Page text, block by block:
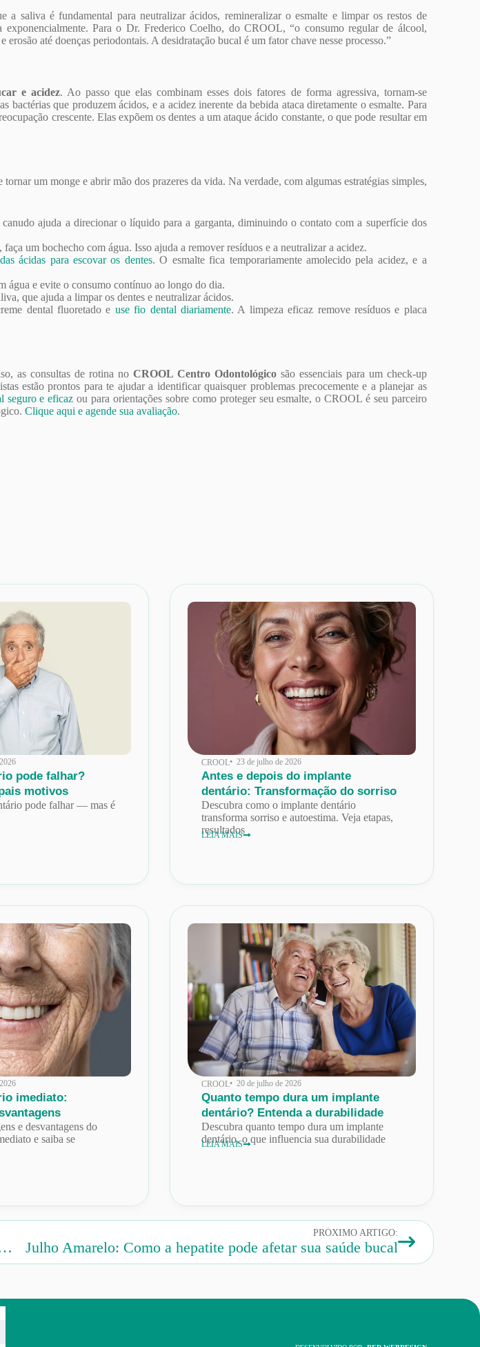
a saliva é fundamental para neutralizar ácidos, remineralizar o esmalte e limpar os restos de
Para o Dr. Frederico Coelho, do CROOL, “o consumo regular de álcool,
até doenças periodontais. A desidratação bucal é um fator chave nesse processo.”
e acidez. Ao passo que elas combinam esses dois fatores de forma agressiva, tornam-se
que produzem ácidos, e a acidez inerente da bebida ataca diretamente o esmalte. Para
crescente. Elas expõem os dentes a um ataque ácido constante, o que pode resultar em
um monge e abrir mão dos prazeres da vida. Na verdade, com algumas estratégias simples,
ajuda a direcionar o líquido para a garganta, diminuindo o contato com a superfície dos
um bochecho com água. Isso ajuda a remover resíduos e a neutralizar a acidez.
ácidas para escovar os dentes. O esmalte fica temporariamente amolecido pela acidez, e a
água e evite o consumo contínuo ao longo do dia.
que ajuda a limpar os dentes e neutralizar ácidos.
dental fluoretado e use fio dental diariamente. A limpeza eficaz remove resíduos e placa
as consultas de rotina no CROOL Centro Odontológicosão essenciais para um check-up
estão prontos para te ajudar a identificar quaisquer problemas precocemente e a planejar as
seguro e eficaz ou para orientações sobre como proteger seu esmalte, o CROOL é seu parceiro
Clique aqui e agende sua avaliação.
pode falhar?
motivos
pode falhar — mas é
CROOL• 23 de julho de 2026
Antes e depois do implante
dentário: Transformação do sorriso
Descubra como o implante dentário
transforma sorriso e autoestima. Veja etapas,
resultados
LEIA MAIS
imediato:
e desvantagens do
e saiba se
CROOL• 20 de julho de 2026
Quanto tempo dura um implante
dentário? Entenda a durabilidade
Descubra quanto tempo dura um implante
dentário, o que influencia sua durabilidade
LEIA MAIS
minutos: A rotina ideal de higiene bucal
PRÓXIMO ARTIGO:
Julho Amarelo: Como a hepatite pode afetar sua saúde bucal